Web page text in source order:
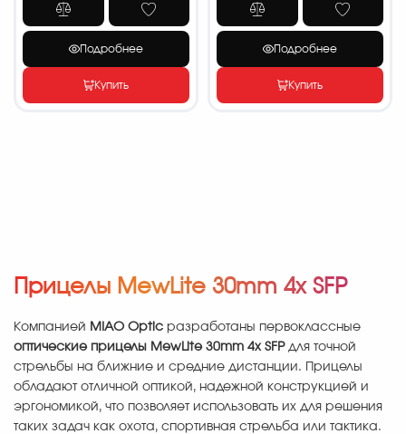
Подробнее
Купить
Подробнее
Купить
Прицелы MewLite 30mm 4x SFP
Компанией MIAO Optic разработаны первоклассные
оптические прицелы MewLite 30mm 4x SFPдля точной
стрельбы на ближние и средние дистанции. Прицелы
обладают отличной оптикой, надежной конструкцией и
эргономикой, что позволяет использовать их для решения
таких задач как охота, спортивная стрельба или тактика.